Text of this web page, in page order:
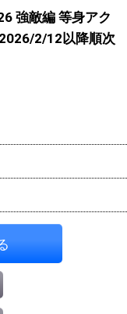
強敵編 等身アク
2/12以降順次